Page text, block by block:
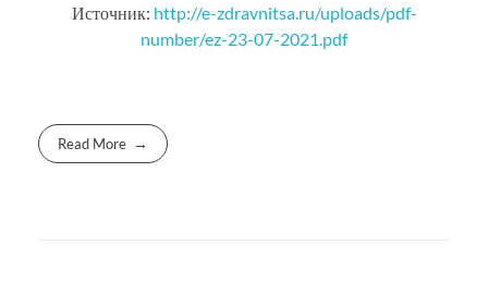
Источник: http://e-zdravnitsa.ru/uploads/pdf-
number/ez-23-07-2021.pdf
Read More